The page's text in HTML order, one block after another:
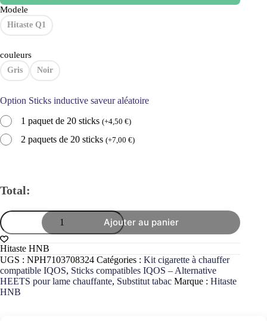
Modele
Hitaste Q1
couleurs
Gris Noir
Option Sticks inductive saveur aléatoire
1 paquet de 20 sticks (+4,50 €)
2 paquets de 20 sticks (+7,00 €)
Total:
quantité
de
Kit
Hitaste
HNB
Cigarette
de
tabac
chauffé
Ajouter au panier
Hitaste HNB
UGS : NPH7103708324 Catégories : Kit cigarette à chauffer
compatible IQOS, Sticks compatibles IQOS – Alternative
HEETS pour lame chauffante, Substitut tabac Marque : Hitaste
HNB